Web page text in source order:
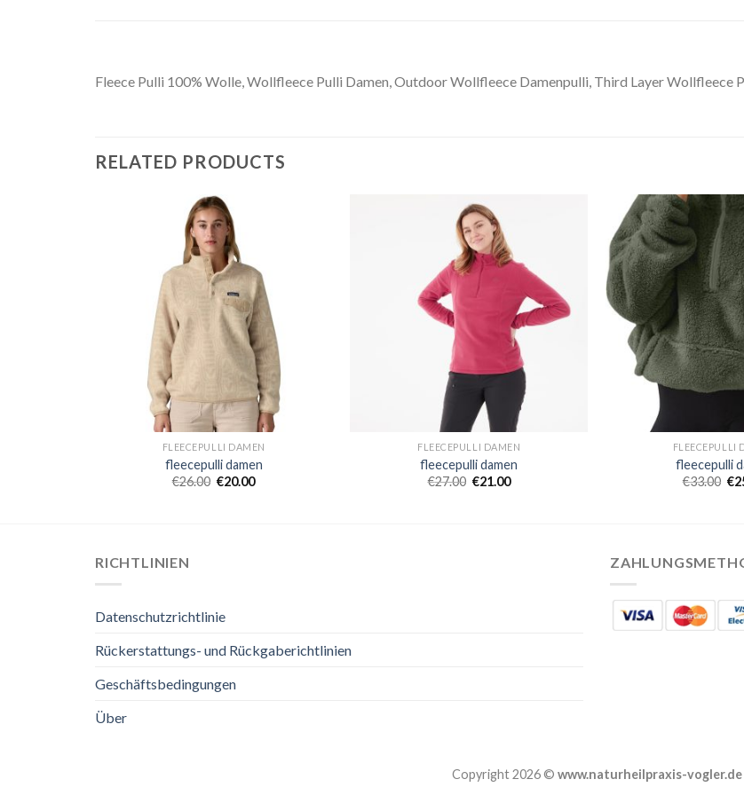
Fleece Pulli 100% Wolle, Wollfleece Pulli Damen, Outdoor Wollfleece Damenpulli, Third Layer Wollfleece
RELATED PRODUCTS
FLEECEPULLI DAMEN
fleecepulli damen
€26.00 €20.00
FLEECEPULLI DAMEN
fleecepulli damen
€27.00 €21.00
FLEECEPULLI
fleecepulli
€33.00 €
RICHTLINIEN
Datenschutzrichtlinie
Rückerstattungs- und Rückgaberichtlinien
Geschäftsbedingungen
Über
Copyright 2026 © www.naturheilpraxis-vogler.de